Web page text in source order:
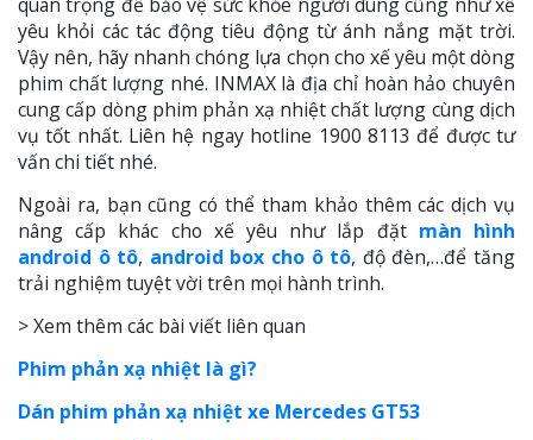
yêu khỏi các tác động tiêu động từ ánh nắng mặt trời.
Vậy nên, hãy nhanh chóng lựa chọn cho xế yêu một dòng
phim chất lượng nhé. INMAX là địa chỉ hoàn hảo chuyên
cung cấp dòng phim phản xạ nhiệt chất lượng cùng dịch
vụ tốt nhất. Liên hệ ngay hotline 1900 8113 để được tư
vấn chi tiết nhé.
Ngoài ra, bạn cũng có thể tham khảo thêm các dịch vụ
nâng cấp khác cho xế yêu như lắp đặt màn hình
android ô tô, android box cho ô tô, độ đèn,…để tăng
trải nghiệm tuyệt vời trên mọi hành trình.
> Xem thêm các bài viết liên quan
Phim phản xạ nhiệt là gì?
Dán phim phản xạ nhiệt xe Mercedes GT53